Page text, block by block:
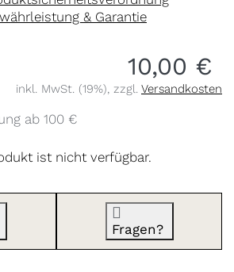
& Garantie
10,00 €
inkl. MwSt. (19%), zzgl. Versandkosten
ab 100 €
ist nicht verfügbar.
Fragen?